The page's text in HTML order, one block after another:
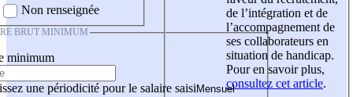
Non renseignée
BRUT MINIMUM
minimum
une périodicité pour le salaire saisi
de l’intégration et de
l’accompagnement de
ses collaborateurs en
situation de handicap.
Pour en savoir plus,
consultez cet article.